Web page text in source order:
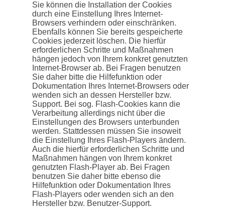
Sie können die Installation der Cookies
durch eine Einstellung Ihres Internet-
Browsers verhindern oder einschränken.
Ebenfalls können Sie bereits gespeicherte
Cookies jederzeit löschen. Die hierfür
erforderlichen Schritte und Maßnahmen
hängen jedoch von Ihrem konkret genutzten
Internet-Browser ab. Bei Fragen benutzen
Sie daher bitte die Hilfefunktion oder
Dokumentation Ihres Internet-Browsers oder
wenden sich an dessen Hersteller bzw.
Support. Bei sog. Flash-Cookies kann die
Verarbeitung allerdings nicht über die
Einstellungen des Browsers unterbunden
werden. Stattdessen müssen Sie insoweit
die Einstellung Ihres Flash-Players ändern.
Auch die hierfür erforderlichen Schritte und
Maßnahmen hängen von Ihrem konkret
genutzten Flash-Player ab. Bei Fragen
benutzen Sie daher bitte ebenso die
Hilfefunktion oder Dokumentation Ihres
Flash-Players oder wenden sich an den
Hersteller bzw. Benutzer-Support.